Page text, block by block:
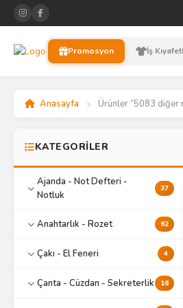
Promosyon İş
Anasayfa Ürünler “5083 diğer
KATEGORİLER
Ajanda - Not Defteri -
Notluk
37
Anahtarlık - Rozet 62
Çakı - El Feneri 4
Çanta - Cüzdan - Sekreterlik 16